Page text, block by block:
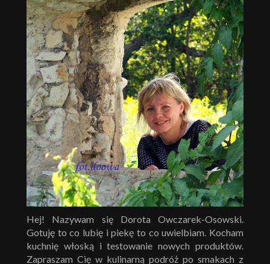
Hej! Nazywam się Dorota Owczarek-Osowski.
Gotuję to co lubię i piekę to co uwielbiam. Kocham
kuchnię włoską i testowanie nowych produktów.
Zapraszam Cię w kulinarną podróż po smakach z